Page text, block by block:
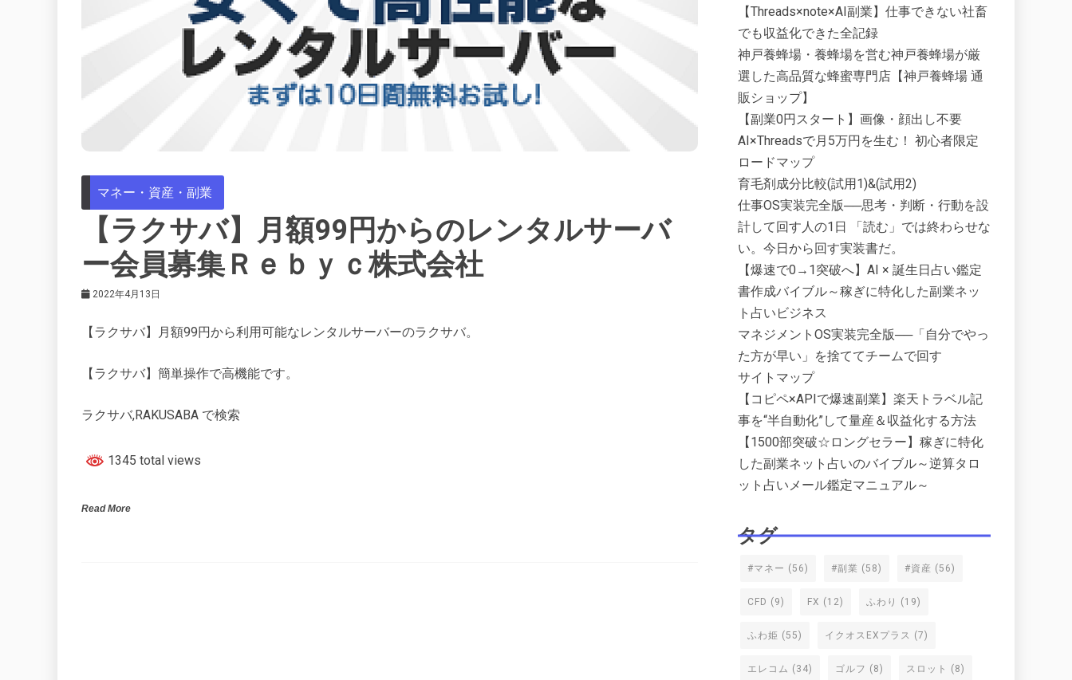
マネー・資産・副業
【ラクサバ】月額99円からのレンタルサーバ
ー会員募集Ｒｅｂｙｃ株式会社
2022年4月13日
【ラクサバ】月額99円から利用可能なレンタルサーバーのラクサバ。
【ラクサバ】簡単操作で高機能です。
ラクサバ,RAKUSABA で検索
1345 total views
Read More
【Threads×note×AI副業】仕事できない社畜
でも収益化できた全記録
神戸養蜂場・養蜂場を営む神戸養蜂場が厳
選した高品質な蜂蜜専門店【神戸養蜂場 通
販ショップ】
【副業0円スタート】画像・顔出し不要
AI×Threadsで月5万円を生む！ 初心者限定
ロードマップ
育毛剤成分比較(試用1)&(試用2)
仕事OS実装完全版──思考・判断・行動を設
計して回す人の1日 「読む」では終わらせな
い。今日から回す実装書だ。
【爆速で0→1突破へ】AI × 誕生日占い鑑定
書作成バイブル～稼ぎに特化した副業ネッ
ト占いビジネス
マネジメントOS実装完全版──「自分でやっ
た方が早い」を捨ててチームで回す
サイトマップ
【コピペ×APIで爆速副業】楽天トラベル記
事を“半自動化”して量産＆収益化する方法
【1500部突破☆ロングセラー】稼ぎに特化
した副業ネット占いのバイブル～逆算タロ
ット占いメール鑑定マニュアル～
タグ
#マネー (56) #副業 (58) #資産 (56)
CFD (9) FX (12) ふわり (19)
ふわ姫 (55) イクオスEXプラス (7)
エレコム (34) ゴルフ (8) スロット (8)